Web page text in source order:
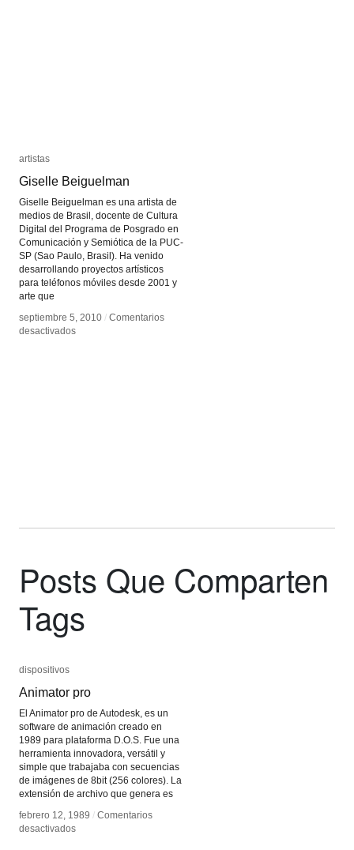
artistas
Giselle Beiguelman
Giselle Beiguelman es una artista de
medios de Brasil, docente de Cultura
Digital del Programa de Posgrado en
Comunicación y Semiótica de la PUC-
SP (Sao Paulo, Brasil). Ha venido
desarrollando proyectos artísticos
para teléfonos móviles desde 2001 y
arte que
septiembre 5, 2010 / Comentarios
desactivadosen
artistas
Giselle Beiguelman
septiembre 5, 2010 / Comentarios
desactivadosen
Posts Que Comparten
Tags
dispositivos
Animator pro
El Animator pro de Autodesk, es un
software de animación creado en
1989 para plataforma D.O.S. Fue una
herramienta innovadora, versátil y
simple que trabajaba con secuencias
de imágenes de 8bit (256 colores). La
extensión de archivo que genera es
febrero 12, 1989 / Comentarios
desactivadosen
dispositivos
Animator pro
febrero 12, 1989 / Comentarios
desactivadosen